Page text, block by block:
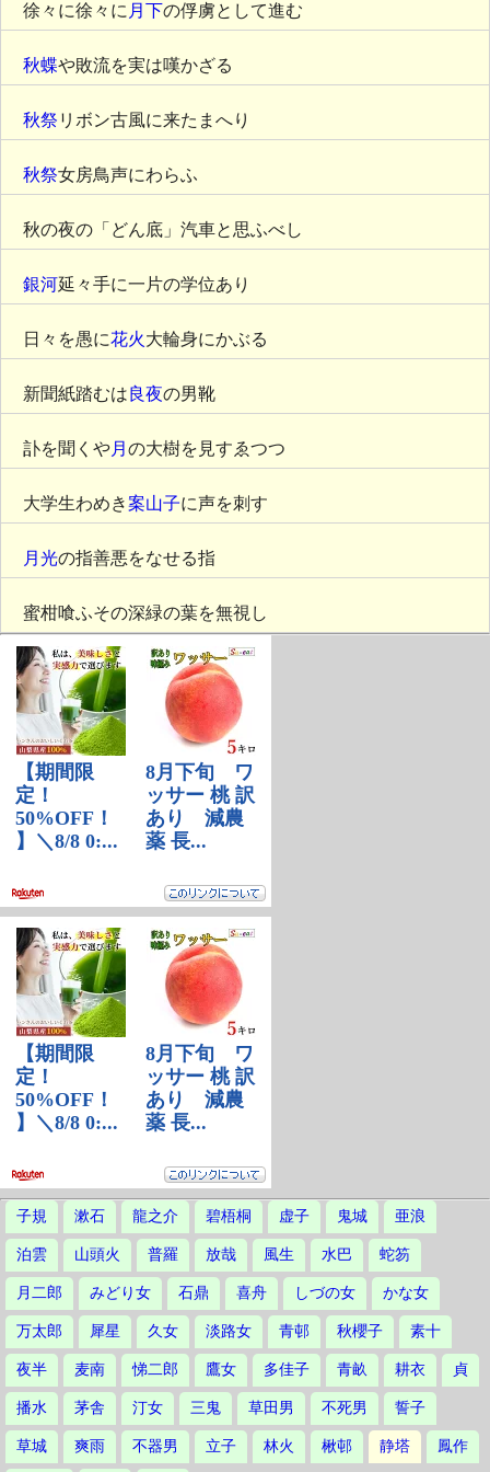
徐々に徐々に 月下の俘虜として進む
秋蝶や敗流を実は嘆かざる
秋祭 リボン古風に来たまへり
秋祭女房鳥声にわらふ
秋の夜の「どん底」汽車と思ふべし
銀河延々手に一片の学位あり
日々を愚に花火大輪身にかぶる
新聞紙踏むは良夜の男靴
訃を聞くや月 の大樹を見すゑつつ
大学生わめき案山子に声を刺す
月光の指善悪をなせる指
蜜柑喰ふその深緑の葉を無視し
子規 漱石 龍之介 碧梧桐 虚子 鬼城 亜浪
泊雲 山頭火 普羅 放哉 風生 水巴 蛇笏
月二郎 みどり女 石鼎 喜舟 しづの女 かな女
万太郎 犀星 久女 淡路女 青邨 秋櫻子 素十
夜半 麦南 悌二郎 鷹女 多佳子 青畝 耕衣 貞
播水 茅舎 汀女 三鬼 草田男 不死男 誓子
草城 爽雨 不器男 立子 林火 楸邨 静塔 鳳作